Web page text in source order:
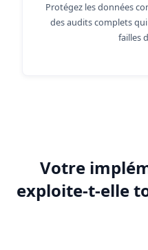
Protégez les données
des audits complets
failles
Votre
exploite-t-elle